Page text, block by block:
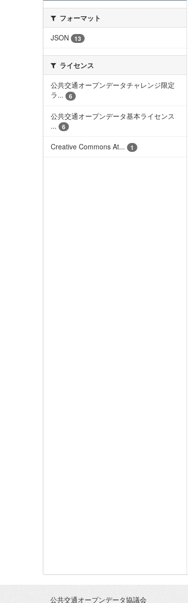
フォーマット
JSON
13
ライセンス
公共交通オープンデータチャレンジ限定
ラ...
6
公共交通オープンデータ基本ライセンス
...
6
Creative Commons At... 1
公共交通オープンデータ協議会